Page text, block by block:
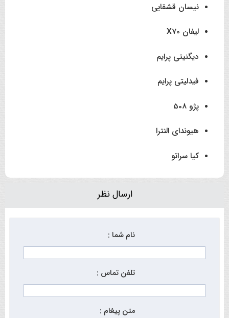
نیسان قشقایی
لیفان X70
دیگنیتی پرایم
فیدلیتی پرایم
پژو 508
هیوندای النترا
کیا سراتو
ارسال نظر
نام شما :
تلفن تماس :
متن پیغام :